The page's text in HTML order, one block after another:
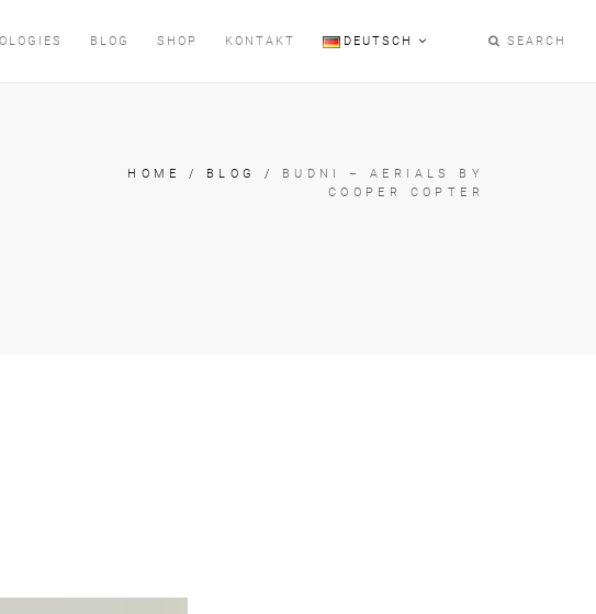
BLOG SHOP KONTAKT DEUTSCH SEARCH
HOME / BLOG / BUDNI – AERIALS BY
COOPER COPTER